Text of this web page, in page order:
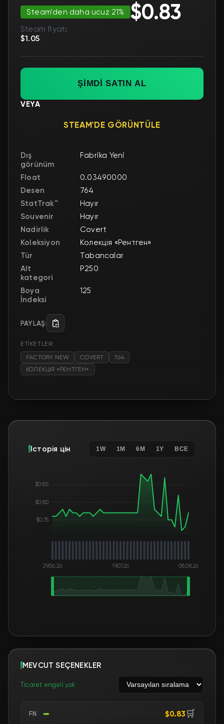
Steam'den daha ucuz 21% $0.83
Steam fiyatı:
$1.05
ŞİMDİ SATIN AL
VEYA
STEAM'DE GÖRÜNTÜLE
Dış
görünüm
Fabrika Yeni
Float
0.03490000
Desen
764
StatTrak™
Hayır
Souvenir
Hayır
Nadirlik
Covert
Koleksiyon
Колекція «Рентген»
Tür
Tabancalar
Alt
kategori
P250
Boya
İndeksi
125
PAYLAŞ:
ETİKETLER:
FACTORY NEW
COVERT
764
КОЛЕКЦІЯ «РЕНТГЕН»
Історія цін 1W 1M 6M 1Y ВСЕ
$0.75
$0.80
$0.85
29.06.26 19.07.26 08.08.26
MEVCUT SEÇENEKLER
Ticaret engeli yok
FN $0.83 🛒